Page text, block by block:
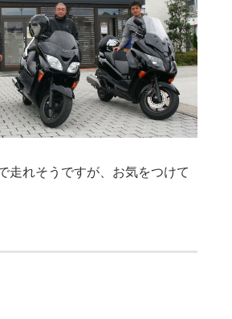
走れそうですが、お気をつけて